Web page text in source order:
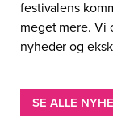
festivalens
meget mere. Vi
nyheder og
SE ALLE